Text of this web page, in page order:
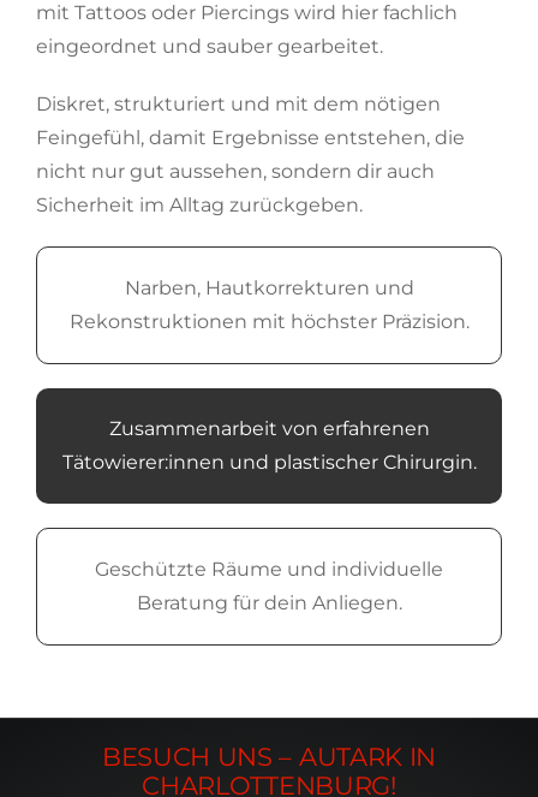
mit Tattoos oder Piercings wird hier fachlich
eingeordnet und sauber gearbeitet.
Diskret, strukturiert und mit dem nötigen
Feingefühl, damit Ergebnisse entstehen, die
nicht nur gut aussehen, sondern dir auch
Sicherheit im Alltag zurückgeben.
Narben, Hautkorrekturen und
Rekonstruktionen mit höchster Präzision.
Zusammenarbeit von erfahrenen
Tätowierer:innen und plastischer Chirurgin.
Geschützte Räume und individuelle
Beratung für dein Anliegen.
BESUCH UNS – AUTARK IN
CHARLOTTENBURG!